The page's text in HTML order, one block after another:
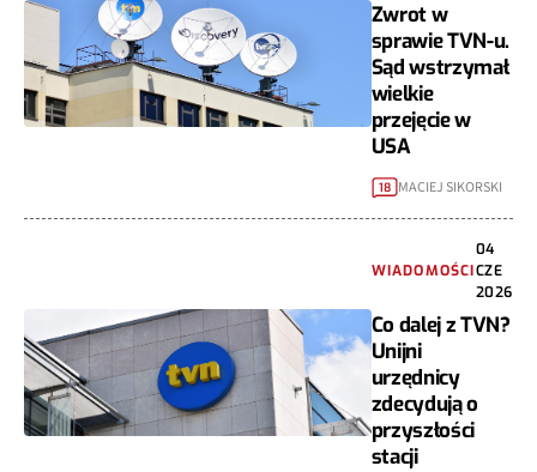
Zwrot w
sprawie TVN-u.
Sąd wstrzymał
wielkie
przejęcie w
USA
18 MACIEJ SIKORSKI
WIADOMOŚCI
04
CZE
2026
Co dalej z TVN?
Unijni
urzędnicy
zdecydują o
przyszłości
stacji